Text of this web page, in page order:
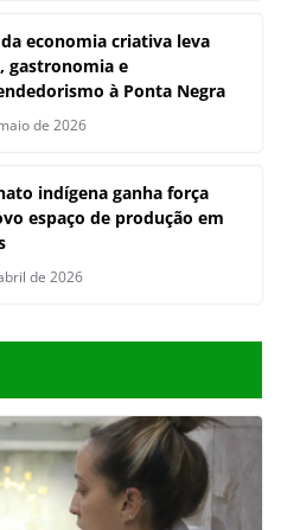
economia criativa leva
gastronomia e
à Ponta Negra
de 2026
indígena ganha força
espaço de produção em
de 2026